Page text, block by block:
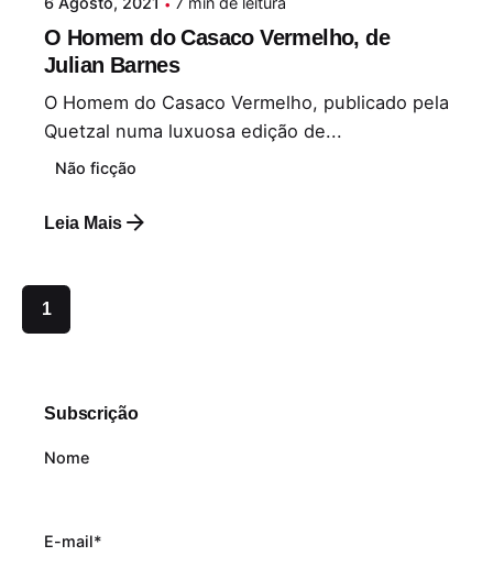
O Homem do Casaco Vermelho, de
Julian Barnes
O Homem do Casaco Vermelho, publicado pela
Quetzal numa luxuosa edição de...
Não ficção
Leia Mais
1
Subscrição
Nome
E-mail*